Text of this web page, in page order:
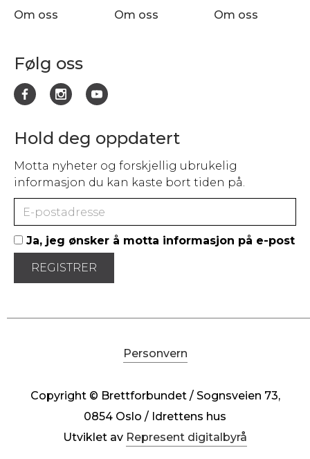
Om oss
Om oss
Om oss
Følg oss
Hold deg oppdatert
Motta nyheter og forskjellig ubrukelig
informasjon du kan kaste bort tiden på.
Ja, jeg ønsker å motta informasjon på e-post
Personvern
Copyright © Brettforbundet / Sognsveien 73,
0854 Oslo / Idrettens hus
Utviklet av Represent digitalbyrå